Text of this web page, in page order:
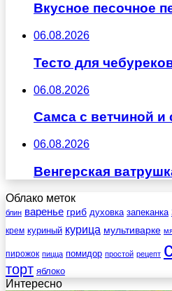
Вкусное песочное
06.08.2026
Тесто для
06.08.2026
Самса с ветчиной
06.08.2026
Венгерская
Облако меток
блин варенье гриб духовка запеканка
крем куриный курица мультиварке
пирожок пицца помидор простой рецепт
торт яблоко
Интересно